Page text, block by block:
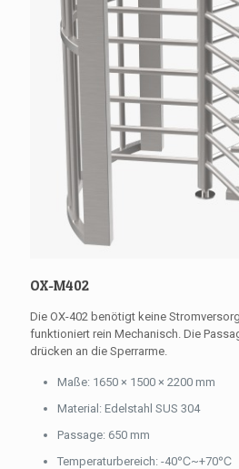
OX-M402
Die OX-402 benötigt keine
funktioniert rein Mechanisch. Die
drücken an die Sperrarme.
Maße: 1650 × 1500 × 2200 mm
Material: Edelstahl SUS 304
Passage: 650 mm
Temperaturbereich: -40℃~+70℃